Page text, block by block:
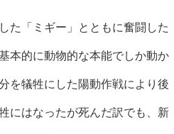
た「ミギー」とともに奮闘した
本的に動物的な本能でしか動か
を犠牲にした陽動作戦により後
にはなったが死んだ訳でも、新